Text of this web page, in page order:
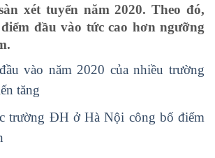
xét tuyển năm 2020. Theo đó,
đầu vào tức cao hơn ngưỡng
vào năm 2020 của nhiều trường
tăng
trường ĐH ở Hà Nội công bố điểm